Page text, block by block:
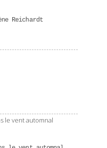
Reichardt